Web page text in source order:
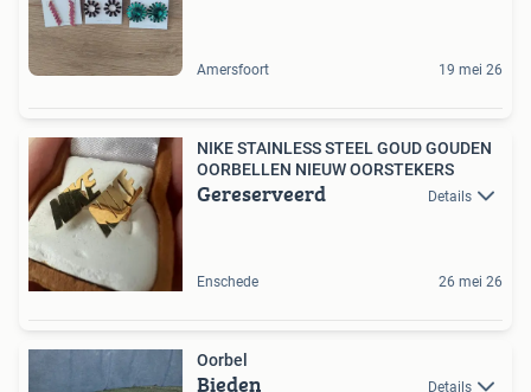
Amersfoort 19 mei 26
NIKE STAINLESS STEEL GOUD GOUDEN
OORBELLEN NIEUW OORSTEKERS
Gereserveerd Details
Enschede 26 mei 26
Oorbel
Bieden Details